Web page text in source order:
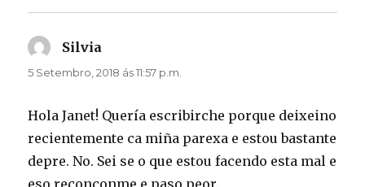
Silvia
5 Setembro, 2018 ás 11:57 p.m.
Hola Janet! Quería escribirche porque deixeino
recientemente ca miña parexa e estou bastante
depre. No. Sei se o que estou facendo esta mal e